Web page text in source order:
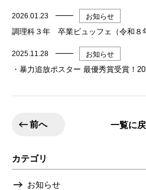
2026.01.23 お知らせ
調理科３年 卒業ビュッフェ（令和８
2025.11.28 お知らせ
・暴力追放ポスター 最優秀賞受賞！
前へ 一覧に
カテゴリ
お知らせ